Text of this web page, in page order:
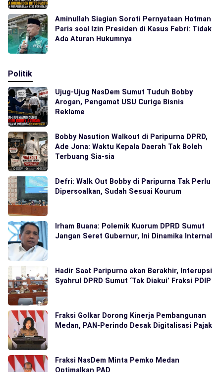
Aminullah Siagian Soroti Pernyataan Hotman
Paris soal Izin Presiden di Kasus Febri: Tidak
Ada Aturan Hukumnya
Politik
Ujug-Ujug NasDem Sumut Tuduh Bobby
Arogan, Pengamat USU Curiga Bisnis
Reklame
Bobby Nasution Walkout di Paripurna DPRD,
Ade Jona: Waktu Kepala Daerah Tak Boleh
Terbuang Sia-sia
Defri: Walk Out Bobby di Paripurna Tak Perlu
Dipersoalkan, Sudah Sesuai Kourum
Irham Buana: Polemik Kuorum DPRD Sumut
Jangan Seret Gubernur, Ini Dinamika Internal
Hadir Saat Paripurna akan Berakhir, Interupsi
Syahrul DPRD Sumut ‘Tak Diakui’ Fraksi PDIP
Fraksi Golkar Dorong Kinerja Pembangunan
Medan, PAN-Perindo Desak Digitalisasi Pajak
Fraksi NasDem Minta Pemko Medan
Optimalkan PAD